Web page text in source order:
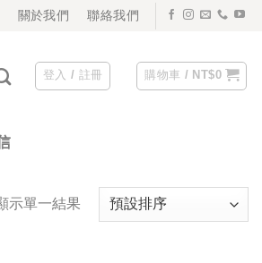
關於我們 聯絡我們
登入 / 註冊 購物車 / NT$0
示單一結果